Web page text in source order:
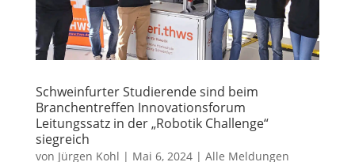
Schweinfurter Studierende sind beim
Branchentreffen Innovationsforum
Leitungssatz in der „Robotik Challenge“
siegreich
von Jürgen Kohl | Mai 6, 2024| Alle Meldungen